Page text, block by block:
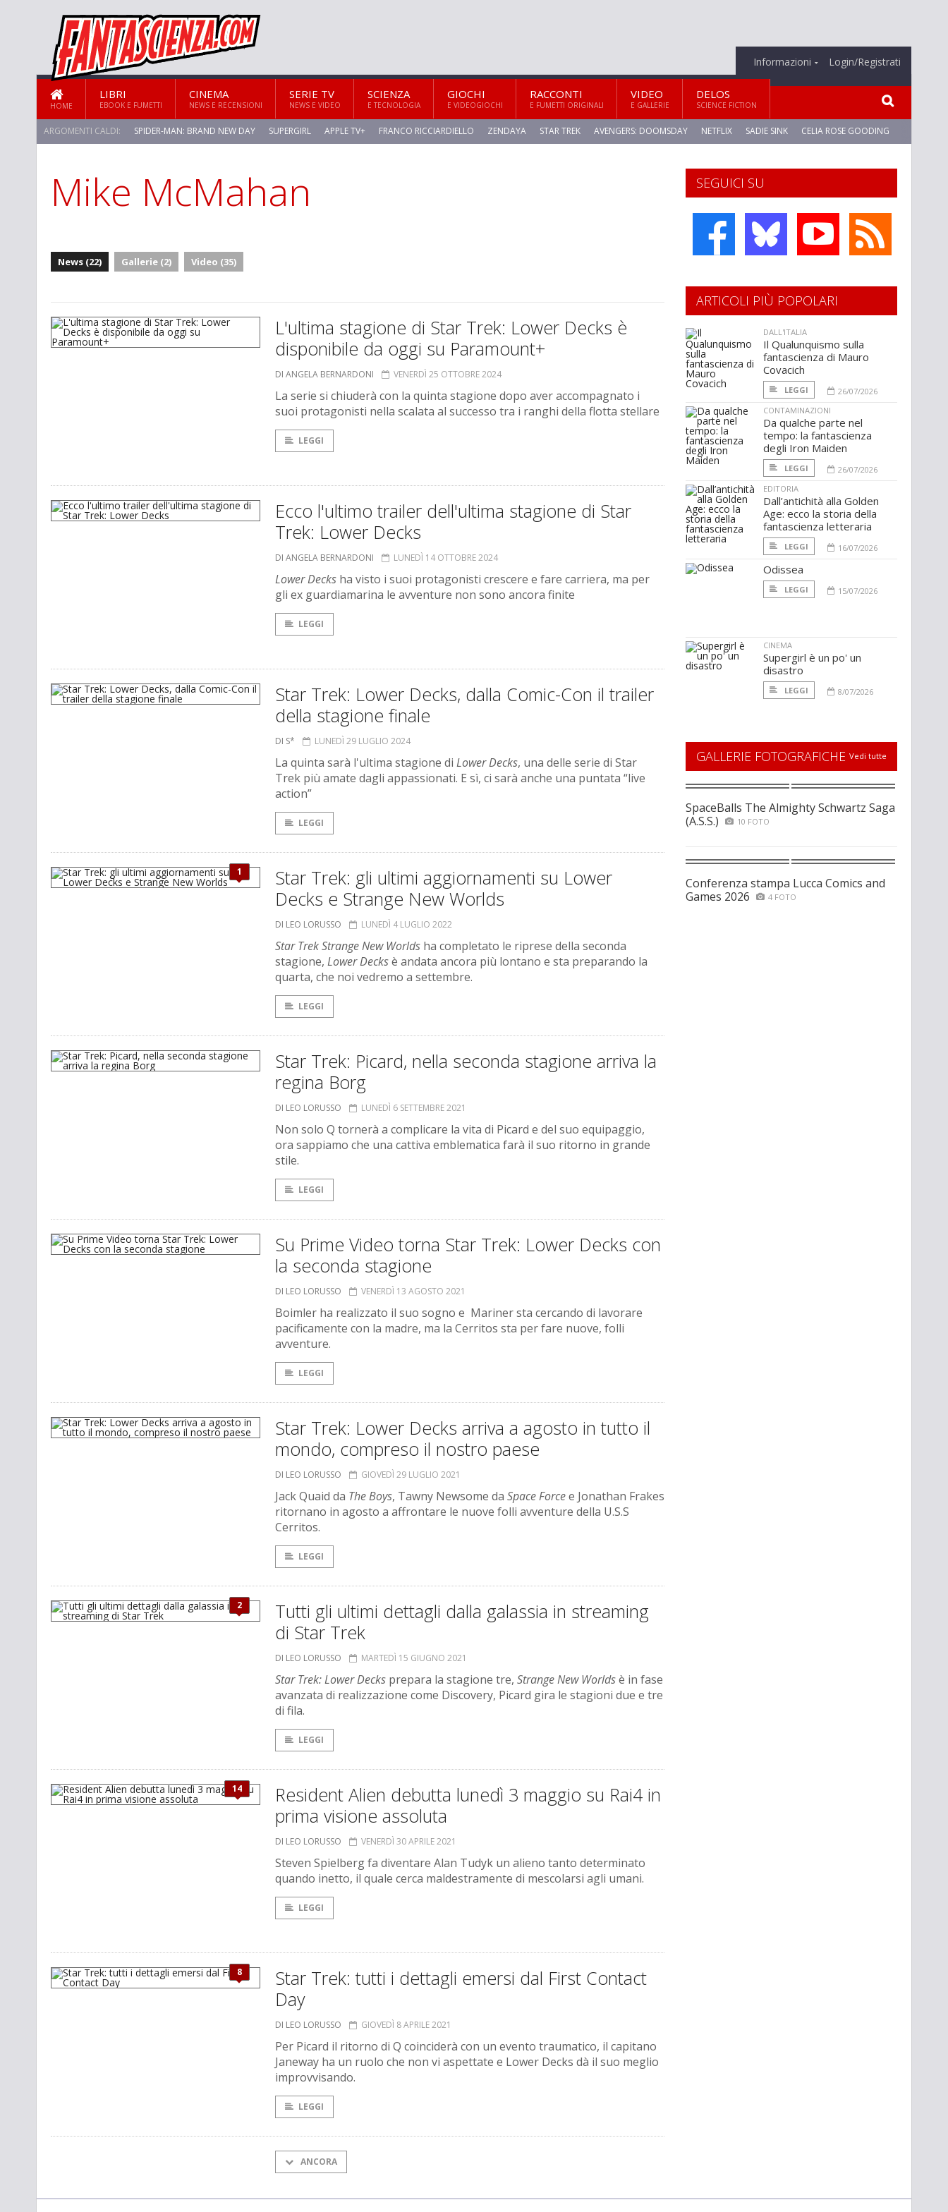
Informazioni Login/Registrati
HOME
LIBRI
EBOOK E FUMETTI
CINEMA
NEWS E RECENSIONI
SERIE TV
NEWS E VIDEO
SCIENZA
E TECNOLOGIA
GIOCHI
E VIDEOGIOCHI
RACCONTI
E FUMETTI ORIGINALI
VIDEO
E GALLERIE
DELOS
SCIENCE FICTION
ARGOMENTI CALDI: SPIDER-MAN: BRAND NEW DAY SUPERGIRL APPLE TV+ FRANCO RICCIARDIELLO ZENDAYA STAR TREK AVENGERS: DOOMSDAY NETFLIX SADIE SINK CELIA ROSE GOODING
Mike McMahan
News (22) Gallerie (2) Video (35)
L'ultima stagione di Star Trek: Lower Decks è
disponibile da oggi su Paramount+
DI ANGELA BERNARDONI VENERDÌ 25 OTTOBRE 2024
La serie si chiuderà con la quinta stagione dopo aver accompagnato i
suoi protagonisti nella scalata al successo tra i ranghi della flotta stellare
LEGGI
Ecco l'ultimo trailer dell'ultima stagione di Star
Trek: Lower Decks
DI ANGELA BERNARDONI LUNEDÌ 14 OTTOBRE 2024
Lower Decks ha visto i suoi protagonisti crescere e fare carriera, ma per
gli ex guardiamarina le avventure non sono ancora finite
LEGGI
Star Trek: Lower Decks, dalla Comic-Con il trailer
della stagione finale
DI S* LUNEDÌ 29 LUGLIO 2024
La quinta sarà l'ultima stagione di Lower Decks, una delle serie di Star
Trek più amate dagli appassionati. E sì, ci sarà anche una puntata “live
action”
LEGGI
1
Star Trek: gli ultimi aggiornamenti su Lower
Decks e Strange New Worlds
DI LEO LORUSSO LUNEDÌ 4 LUGLIO 2022
Star Trek Strange New Worlds ha completato le riprese della seconda
stagione, Lower Decksè andata ancora più lontano e sta preparando la
quarta, che noi vedremo a settembre.
LEGGI
Star Trek: Picard, nella seconda stagione arriva la
regina Borg
DI LEO LORUSSO LUNEDÌ 6 SETTEMBRE 2021
Non solo Q tornerà a complicare la vita di Picard e del suo equipaggio,
ora sappiamo che una cattiva emblematica farà il suo ritorno in grande
stile.
LEGGI
Su Prime Video torna Star Trek: Lower Decks con
la seconda stagione
DI LEO LORUSSO VENERDÌ 13 AGOSTO 2021
Boimler ha realizzato il suo sogno e Mariner sta cercando di lavorare
pacificamente con la madre, ma la Cerritos sta per fare nuove, folli
avventure.
LEGGI
Star Trek: Lower Decks arriva a agosto in tutto il
mondo, compreso il nostro paese
DI LEO LORUSSO GIOVEDÌ 29 LUGLIO 2021
Jack Quaid da The Boys, Tawny Newsome da Space Forcee Jonathan Frakes
ritornano in agosto a affrontare le nuove folli avventure della U.S.S
Cerritos.
LEGGI
2
Tutti gli ultimi dettagli dalla galassia in streaming
di Star Trek
DI LEO LORUSSO MARTEDÌ 15 GIUGNO 2021
Star Trek: Lower Decks prepara la stagione tre, Strange New Worldsè in fase
avanzata di realizzazione come Discovery, Picard gira le stagioni due e tre
di fila.
LEGGI
14
Resident Alien debutta lunedì 3 maggio su Rai4 in
prima visione assoluta
DI LEO LORUSSO VENERDÌ 30 APRILE 2021
Steven Spielberg fa diventare Alan Tudyk un alieno tanto determinato
quando inetto, il quale cerca maldestramente di mescolarsi agli umani.
LEGGI
8
Star Trek: tutti i dettagli emersi dal First Contact
Day
DI LEO LORUSSO GIOVEDÌ 8 APRILE 2021
Per Picard il ritorno di Q coinciderà con un evento traumatico, il capitano
Janeway ha un ruolo che non vi aspettate e Lower Decks dà il suo meglio
improvvisando.
LEGGI
ANCORA
SEGUICI SU
ARTICOLI PIÙ POPOLARI
DALL'ITALIA
Il Qualunquismo sulla
fantascienza di Mauro
Covacich
LEGGI
26/07/2026
CONTAMINAZIONI
Da qualche parte nel
tempo: la fantascienza
degli Iron Maiden
LEGGI
26/07/2026
EDITORIA
Dall’antichità alla Golden
Age: ecco la storia della
fantascienza letteraria
LEGGI 16/07/2026
Odissea
LEGGI 15/07/2026
CINEMA
Supergirl è un po' un
disastro
LEGGI 8/07/2026
GALLERIE FOTOGRAFICHE Vedi tutte
SpaceBalls The Almighty Schwartz Saga
(A.S.S.)
10 FOTO
Conferenza stampa Lucca Comics and
Games 2026
4 FOTO